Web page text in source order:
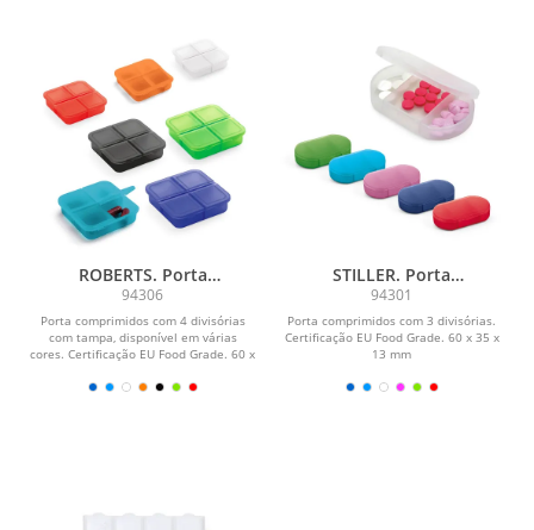
ROBERTS. Porta
comprimidos com 4
divisórias
94306
Porta comprimidos com 4 divisórias
com tampa, disponível em várias
cores. Certificação EU Food Grade. 60 x
STILLER. Porta
comprimidos com 3
divisórias
94301
Porta comprimidos com 3 divisórias.
Certificação EU Food Grade. 60 x 35 x
13 mm